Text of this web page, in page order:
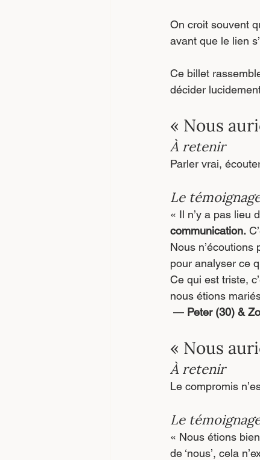
On croit souvent
avant que le lien
Ce billet
décider
« Nous
À retenir
Parler vrai,
Le
« Il n’y a pas lieu
communication.
Nous
pour analyser ce
Ce qui est triste,
nous étions
— Peter (30) &
« Nous
À retenir
Le compromis
Le
« Nous étions
de ‘nous’, cela